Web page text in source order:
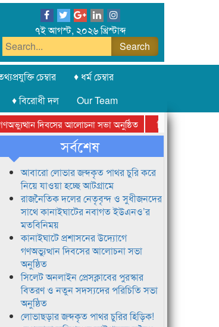
৭ই আগস্ট, ২০২৬ খ্রিস্টাব্দ
চেম্বার
♦ ধর্ম চেম্বার
♦ বিরোধী দল
Our Team
দিবসের আলোচনা সভা অনুষ্ঠিত
সিলেট অনলাইন
সর্বশেষ
আবারো লোভার জব্দকৃত পাথর চুরি করে
নিয়ে যাওয়া হচ্ছে আটগ্রামে
রাজনৈতিক দলের নেতৃবৃন্দ ও সুধীজনদের
সাথে কানাইঘাটের নবাগত ইউএনও’র
মতবিনিময়
কানাইঘাটে প্রশাসনের উদ্যোগে
গণঅভ্যুত্থান দিবসের আলোচনা সভা
অনুষ্ঠিত
সিলেট অনলাইন প্রেসক্লাবের পুরস্কার
বিতরণ ও নতুন সদস্যদের পরিচিতি সভা
অনুষ্ঠিত
লোভাছড়ার জব্দকৃত পাথর চুরির হিড়িক!